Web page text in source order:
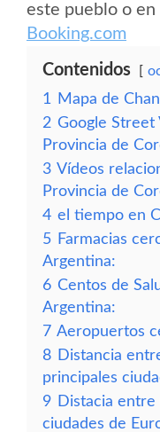
este pueblo o en
Booking.com
Contenidos
1
Mapa de
2 Google Street
Provincia de
3 Vídeos
Provincia de
4 el tiempo en
5 Farmacias
Argentina:
6 Centos de
Argentina:
7 Aeropuertos
8 Distancia
principales
9 Distacia entre
ciudades de